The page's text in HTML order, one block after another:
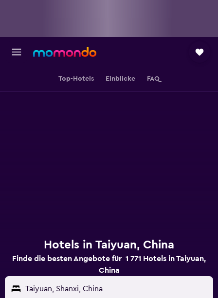
Top-Hotels Einblicke FAQ
Hotels in Taiyuan, China
Finde die besten Angebote für 1 771 Hotels in Taiyuan,
China
Taiyuan, Shanxi, China